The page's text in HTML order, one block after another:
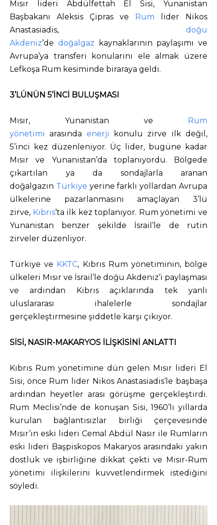
Mısır lideri Abdülfettah El Sisi, Yunanistan
Başbakanı Aleksis Çipras ve Rum lider Nikos
Anastasiadis, doğu
Akdeniz’de doğalgaz kaynaklarının paylaşımı ve
Avrupa’ya transferi konularını ele almak üzere
Lefkoşa Rum kesiminde biraraya geldi.
3’LÜNÜN 5’İNCİ BULUŞMASI
Mısır, Yunanistan ve Rum
yönetimi arasında enerji konulu zirve ilk değil,
5’inci kez düzenleniyor. Üç lider, bugüne kadar
Mısır ve Yunanistan’da toplanıyordu. Bölgede
çıkartılan ya da sondajlarla aranan
doğalgazın Türkiye yerine farklı yollardan Avrupa
ülkelerine pazarlanmasını amaçlayan 3’lü
zirve, Kıbrıs’ta ilk kez toplanıyor. Rum yönetimi ve
Yunanistan benzer şekilde İsrail’le de rutin
zirveler düzenliyor.
Türkiye ve KKTC, Kıbrıs Rum yönetiminin, bölge
ülkeleri Mısır ve İsrail’le doğu Akdeniz’i paylaşması
ve ardından Kıbrıs açıklarında tek yanlı
uluslararası ihalelerle sondajlar
gerçekleştirmesine şiddetle karşı çıkıyor.
SİSİ, NASIR-MAKARYOS İLİŞKİSİNİ ANLATTI
Kıbrıs Rum yönetimine dün gelen Mısır lideri El
Sisi, önce Rum lider Nikos Anastasiadis’le başbaşa
ardından heyetler arası görüşme gerçekleştirdi.
Rum Meclisi’nde de konuşan Sisi, 1960’lı yıllarda
kurulan bağlantısızlar birliği çerçevesinde
Mısır’ın eski lideri Cemal Abdül Nasır ile Rumların
eski lideri Başpiskopos Makaryos arasındaki yakın
dostluk ve işbirliğine dikkat çekti ve Mısır-Rum
yönetimi ilişkilerini kuvvetlendirmek istediğini
söyledi.